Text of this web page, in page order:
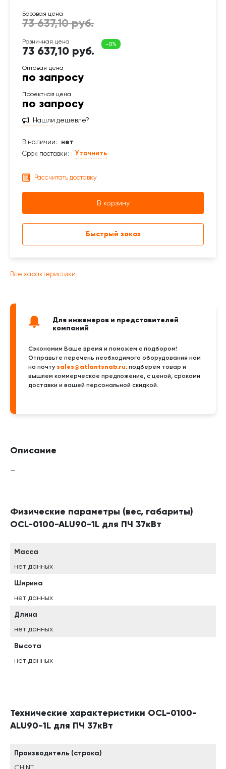
Все характеристики
Для инженеров и представителей
компаний
Сэкономим Ваше время и поможем с подбором!
Отправьте перечень необходимого оборудования нам
на почту sales@atlantsnab.ru: подберём товар и
вышлем коммерческое предложение, с ценой, сроками
доставки и вашей персональной скидкой.
73 637,10 руб.
по запросу
по запросу
Нашли дешевле?
В наличии:
нет
Срок поставки:
Уточнить
Рассчитать доставку
В корзину
Быстрый заказ
Описание
—
Физические параметры (вес, габариты)
OCL-0100-ALU90-1L для ПЧ 37кВт
Масса
нет данных
Ширина
нет данных
Длина
нет данных
Высота
нет данных
Технические характеристики OCL-0100-
ALU90-1L для ПЧ 37кВт
Производитель (строка)